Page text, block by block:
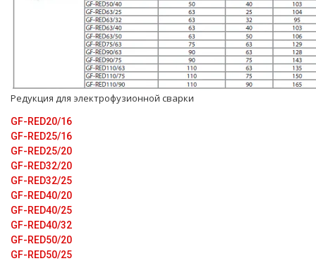
Редукция для электрофузионной сварки
GF-RED20/16
GF-RED25/16
GF-RED25/20
GF-RED32/20
GF-RED32/25
GF-RED40/20
GF-RED40/25
GF-RED40/32
GF-RED50/20
GF-RED50/25